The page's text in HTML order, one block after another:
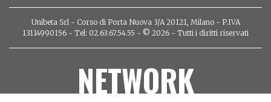
Unibeta Srl - Corso di Porta Nuova 3/A 20121, Milano - P.IVA
13114990156 - Tel: 02.63.67.54.55 - © 2026 - Tutti i diritti riservati
NETWORK